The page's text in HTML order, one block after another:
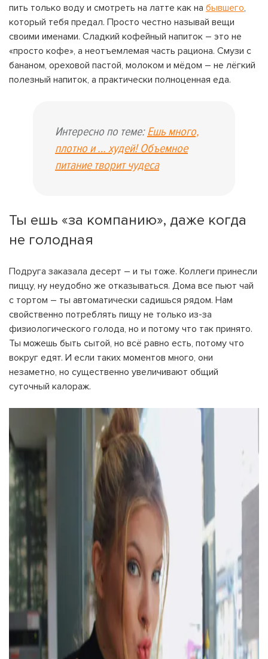
пить только воду и смотреть на латте как на бывшего,
который тебя предал. Просто честно называй вещи
своими именами. Сладкий кофейный напиток – это не
«просто кофе», а неотъемлемая часть рациона. Смузи с
бананом, ореховой пастой, молоком и мёдом – не лёгкий
полезный напиток, а практически полноценная еда.
Интересно по теме: Ешь много,
плотно и … худей! Объемное
питание творит чудеса
Ты ешь «за компанию», даже когда
не голодная
Подруга заказала десерт – и ты тоже. Коллеги принесли
пиццу, ну неудобно же отказываться. Дома все пьют чай
с тортом – ты автоматически садишься рядом. Нам
свойственно потреблять пищу не только из-за
физиологического голода, но и потому что так принято.
Ты можешь быть сытой, но всё равно есть, потому что
вокруг едят. И если таких моментов много, они
незаметно, но существенно увеличивают общий
суточный калораж.